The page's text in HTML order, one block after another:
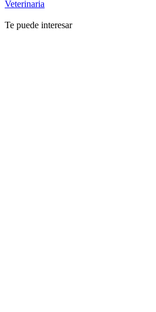
Veterinaria
Te puede interesar